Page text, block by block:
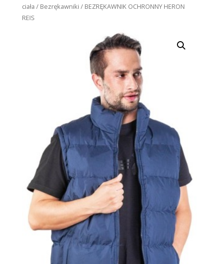
ciała / Bezrękawniki / BEZRĘKAWNIK OCHRONNY HERON
REIS